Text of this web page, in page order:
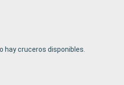
hay cruceros disponibles.